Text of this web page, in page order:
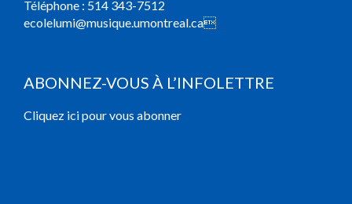
Téléphone : 514 343-7512
ecolelumi@musique.umontreal.ca
ABONNEZ-VOUS À L’INFOLETTRE
Cliquez ici pour vous abonner